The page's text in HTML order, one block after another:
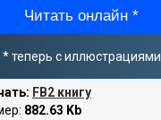
Читать онлайн *
* теперь с иллюстрациями
FB2 книгу
882.63 Kb